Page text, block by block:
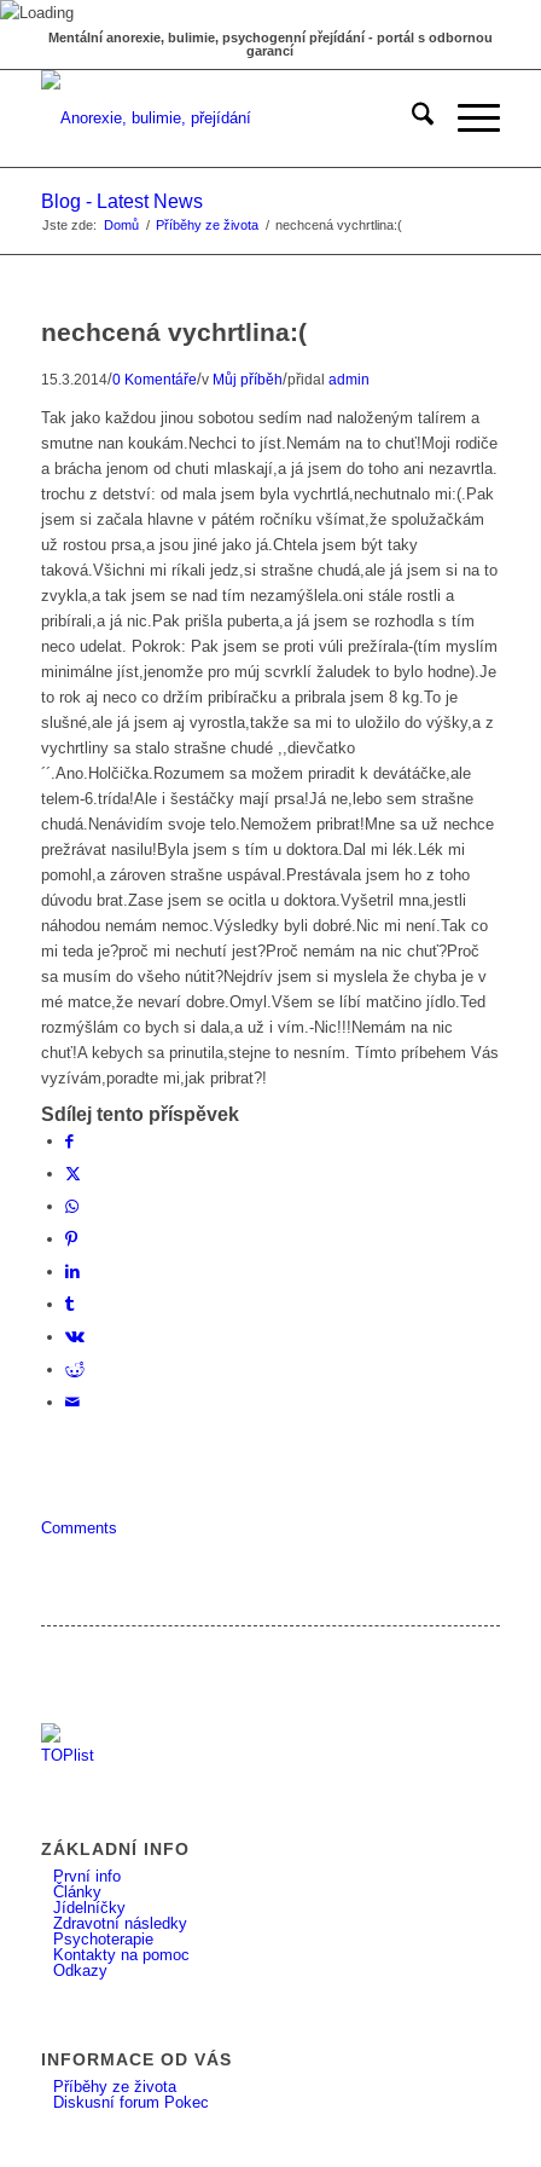
Mentální anorexie, bulimie, psychogenní přejídání - portál s odbornou
garancí
Blog - Latest News
Jste zde: Domů / Příběhy ze života / nechcená vychrtlina:(
nechcená vychrtlina:(
15.3.2014/0 Komentáře/v Můj příběh/přidal admin
Tak jako každou jinou sobotou sedím nad naloženým talírem a
smutne nan koukám.Nechci to jíst.Nemám na to chuť!Moji rodiče
a brácha jenom od chuti mlaskají,a já jsem do toho ani nezavrtla.
trochu z detství: od mala jsem byla vychrtlá,nechutnalo mi:(.Pak
jsem si začala hlavne v pátém ročníku všímat,že spolužačkám
už rostou prsa,a jsou jiné jako já.Chtela jsem být taky
taková.Všichni mi ríkali jedz,si strašne chudá,ale já jsem si na to
zvykla,a tak jsem se nad tím nezamýšlela.oni stále rostli a
pribírali,a já nic.Pak prišla puberta,a já jsem se rozhodla s tím
neco udelat. Pokrok: Pak jsem se proti vúli prežírala-(tím myslím
minimálne jíst,jenomže pro múj scvrklí žaludek to bylo hodne).Je
to rok aj neco co držím pribíračku a pribrala jsem 8 kg.To je
slušné,ale já jsem aj vyrostla,takže sa mi to uložilo do výšky,a z
vychrtliny sa stalo strašne chudé ,,dievčatko
´´.Ano.Holčička.Rozumem sa možem priradit k devátáčke,ale
telem-6.trída!Ale i šestáčky mají prsa!Já ne,lebo sem strašne
chudá.Nenávidím svoje telo.Nemožem pribrat!Mne sa už nechce
prežrávat nasilu!Byla jsem s tím u doktora.Dal mi lék.Lék mi
pomohl,a zároven strašne uspával.Prestávala jsem ho z toho
dúvodu brat.Zase jsem se ocitla u doktora.Vyšetril mna,jestli
náhodou nemám nemoc.Výsledky byli dobré.Nic mi není.Tak co
mi teda je?proč mi nechutí jest?Proč nemám na nic chuť?Proč
sa musím do všeho nútit?Nejdrív jsem si myslela že chyba je v
mé matce,že nevarí dobre.Omyl.Všem se líbí matčino jídlo.Ted
rozmýšlám co bych si dala,a už i vím.-Nic!!!Nemám na nic
chuť!A kebych sa prinutila,stejne to nesním. Tímto príbehem Vás
vyzívám,poradte mi,jak pribrat?!
Sdílej tento příspěvek
Comments
ZÁKLADNÍ INFO
První info
Články
Jídelníčky
Zdravotní následky
Psychoterapie
Kontakty na pomoc
Odkazy
INFORMACE OD VÁS
Příběhy ze života
Diskusní forum Pokec